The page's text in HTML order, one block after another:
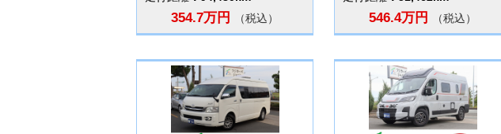
354.7万円 （税込） 546.4万円 （税込）